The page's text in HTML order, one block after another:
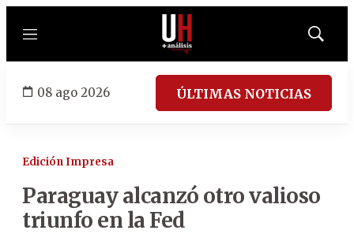
Menú
Mostrar
08 ago 2026 ÚLTIMAS NOTICIAS
Edición Impresa
Paraguay alcanzó otro valioso
triunfo en la Fed